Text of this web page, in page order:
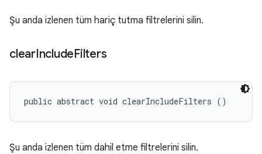
Şu anda izlenen tüm hariç tutma filtrelerini silin.
clearIncludeFilters
public abstract void clearIncludeFilters ()
Şu anda izlenen tüm dahil etme filtrelerini silin.